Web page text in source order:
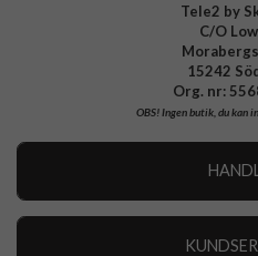
Tele2 by
C/O
15242
Org. nr:
OBS!Ingen butik, du kan